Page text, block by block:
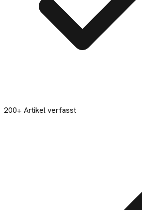
200+ Artikel verfasst